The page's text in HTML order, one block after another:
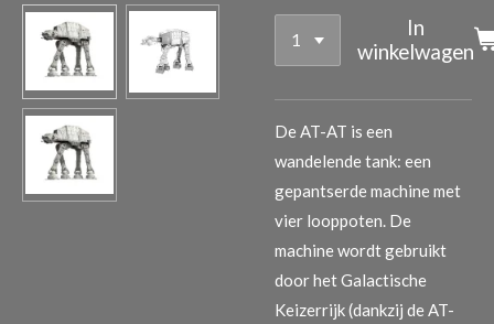
In
winkelwagen
De AT-AT is een
wandelende tank: een
gepantserde machine met
vier looppoten. De
machine wordt gebruikt
door het Galactische
Keizerrijk (dankzij de AT-